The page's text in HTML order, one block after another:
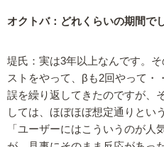
オクトバ：どれくらいの期間で
堤氏：実は3年以上なんです。
ストをやって、βも2回やって・
誤を繰り返してきたのですが、
しては、ほぼほぼ想定通りとい
「ユーザーにはこういうのが人